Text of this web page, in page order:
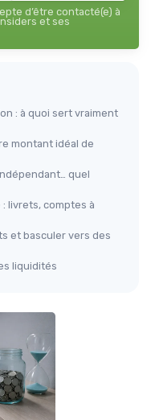
d’être contacté(e) à
et ses
: à quoi sert vraiment
montant idéal de
quel
livrets, comptes à
et basculer vers des
liquidités